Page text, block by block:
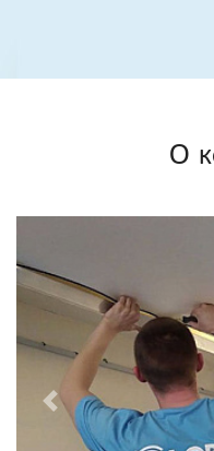
О
Previous